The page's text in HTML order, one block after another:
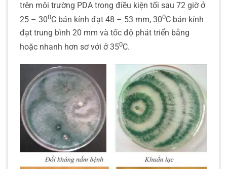
trên môi trường PDA trong điều kiện tối sau 72 giờ ở
25 – 300C bán kính đạt 48 – 53 mm, 300C bán kính
đạt trung bình 20 mm và tốc độ phát triển bằng
hoặc nhanh hơn sơ với ở 350C.